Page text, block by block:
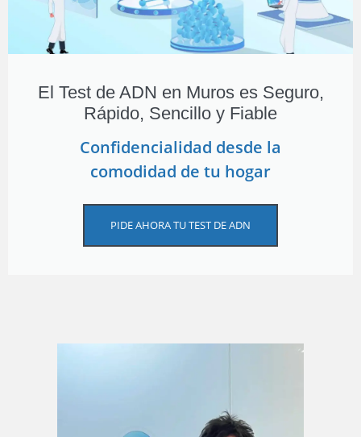
El Test de ADN en Muros es Seguro,
Rápido, Sencillo y Fiable
Confidencialidad desde la
comodidad de tu hogar
PIDE AHORA TU TEST DE ADN